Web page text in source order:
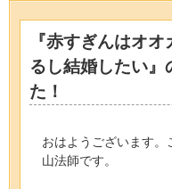
『赤すぎんはオ
るし結婚したい』
た！
おはようございます。
山法師です。